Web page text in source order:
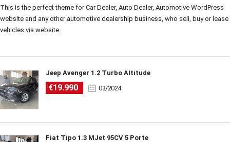
This is the perfect theme for Car Dealer, Auto Dealer, Automotive WordPress
website and any other automotive dealership business, who sell, buy or lease
vehicles via website.
Jeep Avenger 1.2 Turbo Altitude
€19.990 03/2024
Fiat Tipo 1.3 MJet 95CV 5 Porte